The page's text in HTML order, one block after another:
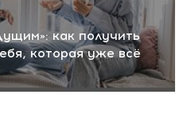
как получить
которая уже всё